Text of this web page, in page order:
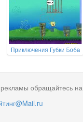
Приключения Губки Боба
обращайтесь на